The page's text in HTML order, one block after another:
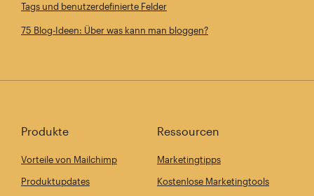
Tags und benutzerdefinierte Felder
75 Blog-Ideen: Über was kann man bloggen?
Produkte
Vorteile von Mailchimp
Produktupdates
Ressourcen
Marketingtipps
Kostenlose Marketingtools